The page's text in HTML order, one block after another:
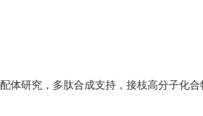
体研究，多肽合成支持，接枝高分子化